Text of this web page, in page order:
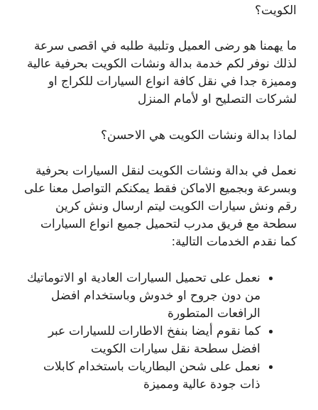
الكويت؟
ما يهمنا هو رضى العميل وتلبية طلبه في اقصى سرعة
لذلك نوفر لكم خدمة بدالة ونشات الكويت بحرفية عالية
ومميزة جدا في نقل كافة انواع السيارات للكراج او
لشركات التصليح او لأمام المنزل
لماذا بدالة ونشات الكويت هي الاحسن؟
نعمل في بدالة ونشات الكويت لنقل السيارات بحرفية
وبسرعة وبجميع الاماكن فقط يمكنكم التواصل معنا على
رقم ونش سيارات الكويت ليتم ارسال ونش كرين
سطحة مع فريق مدرب لتحميل جميع انواع السيارات
كما نقدم الخدمات التالية:
نعمل على تحميل السيارات العادية او الاتوماتيك
من دون جروح او خدوش وباستخدام افضل
الرافعات المتطورة
كما نقوم أيضا بنفخ الاطارات للسيارات عبر
افضل سطحة نقل سيارات الكويت
نعمل على شحن البطاريات باستخدام كابلات
ذات جودة عالية ومميزة